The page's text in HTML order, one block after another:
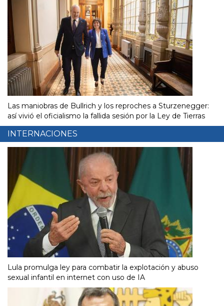
Las maniobras de Bullrich y los reproches a Sturzenegger:
así vivió el oficialismo la fallida sesión por la Ley de Tierras
INTERNACIONES
Lula promulga ley para combatir la explotación y abuso
sexual infantil en internet con uso de IA